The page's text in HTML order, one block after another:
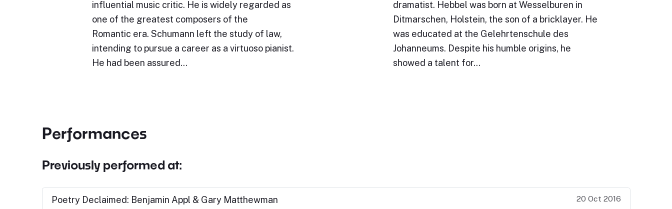
influential music critic. He is widely regarded as
one of the greatest composers of the
Romantic era. Schumann left the study of law,
intending to pursue a career as a virtuoso pianist.
He had been assured…
dramatist. Hebbel was born at Wesselburen in
Ditmarschen, Holstein, the son of a bricklayer. He
was educated at the Gelehrtenschule des
Johanneums. Despite his humble origins, he
showed a talent for…
Performances
Previously performed at:
Poetry Declaimed: Benjamin Appl & Gary Matthewman 20 Oct 2016